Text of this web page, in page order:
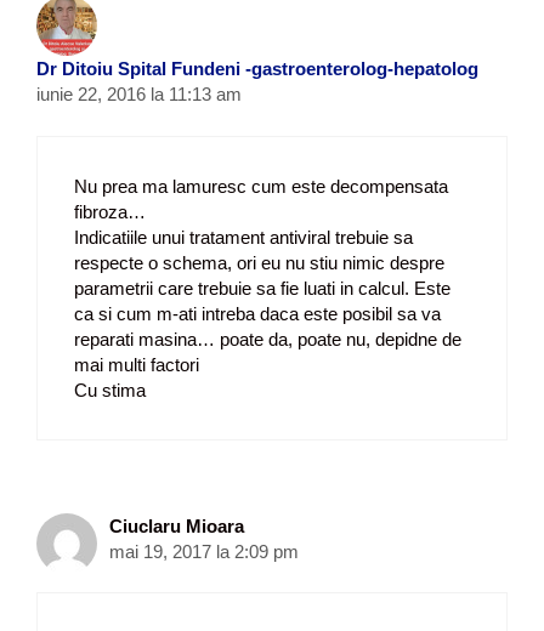
Dr Ditoiu Spital Fundeni -gastroenterolog-hepatolog
iunie 22, 2016 la 11:13 am
Nu prea ma lamuresc cum este decompensata
fibroza…
Indicatiile unui tratament antiviral trebuie sa
respecte o schema, ori eu nu stiu nimic despre
parametrii care trebuie sa fie luati in calcul. Este
ca si cum m-ati intreba daca este posibil sa va
reparati masina… poate da, poate nu, depidne de
mai multi factori
Cu stima
Ciuclaru Mioara
mai 19, 2017 la 2:09 pm